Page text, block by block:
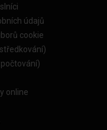
údajů
cookie
online